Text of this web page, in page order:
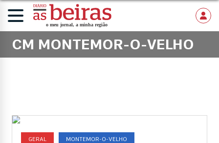
CM MONTEMOR-O-VELHO
GERAL MONTEMOR-O-VELHO